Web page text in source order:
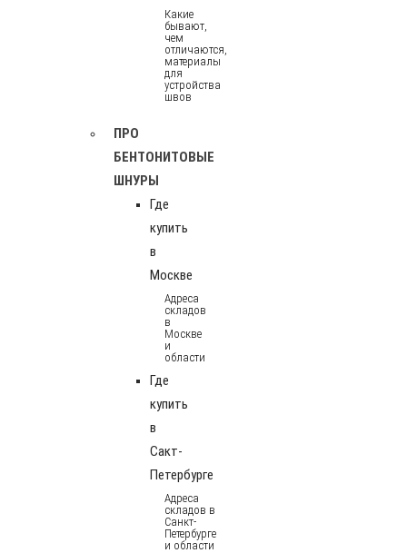
Какие
бывают,
чем
отличаются,
материалы
для
устройства
швов
ПРО
БЕНТОНИТОВЫЕ
ШНУРЫ
Где
купить
в
Москве
Адреса
складов
в
Москве
и
области
Где
купить
в
Сакт-
Петербурге
Адреса
складов в
Санкт-
Петербурге
и области